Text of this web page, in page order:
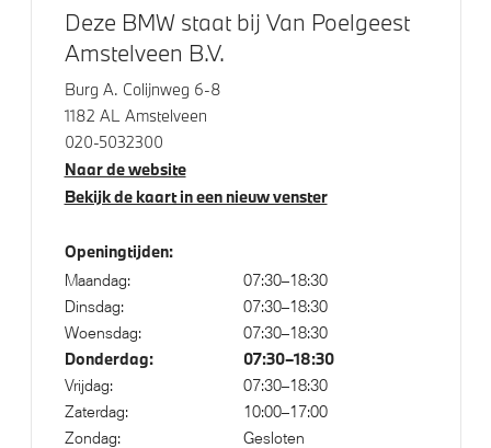
Cruise control
Draadloos oplaadstation
High-beam assistant
Automatisch dimmende binnen- en buitenspiegel
bestuurderzijde
Alarmsysteem klasse 3 (VbV/SCM)
Aandrijving en onderstel
Kilometertacho
Laadkabel (Mode 3, 22kW)
Automatische 8-traps Steptronic sporttransmissie
Deze BMW staat bij Van Poelgeest
Amstelveen B.V.
Burg A. Colijnweg 6-8
1182 AL Amstelveen
020-5032300
Naar de website
Bekijk de kaart in een nieuw venster
Openingtijden:
Maandag:
07:30–18:30
Dinsdag:
07:30–18:30
Woensdag:
07:30–18:30
Donderdag: 07:30–18:30
Vrijdag:
07:30–18:30
Zaterdag:
10:00–17:00
Zondag:
Gesloten